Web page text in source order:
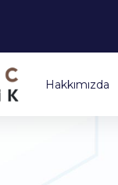
Hakkımızda